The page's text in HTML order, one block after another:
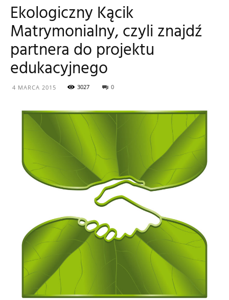
ekologiczna
Ekologiczny Kącik
Matrymonialny, czyli znajdź
partnera do projektu
edukacyjnego
4 MARCA 2015 3027 0